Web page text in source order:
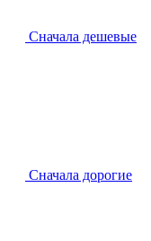
Сначала дешевые
Сначала дорогие